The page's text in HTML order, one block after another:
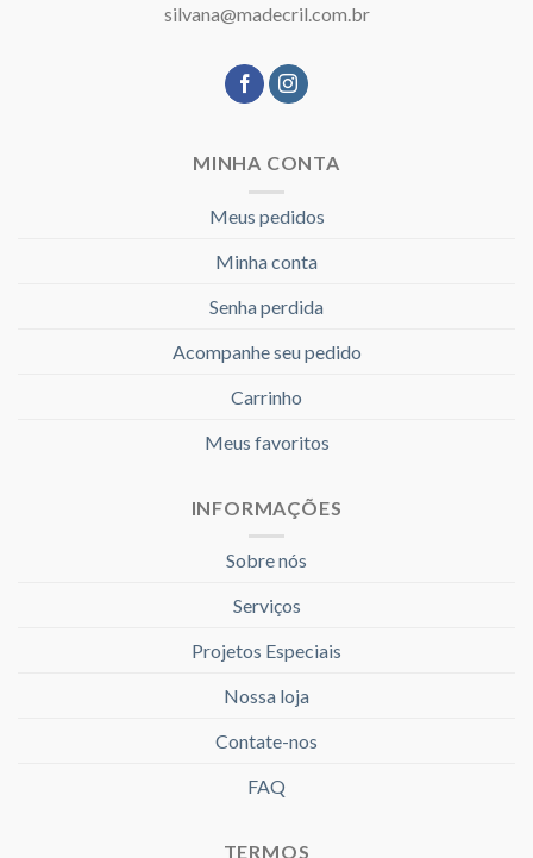
silvana@madecril.com.br
MINHA CONTA
Meus pedidos
Minha conta
Senha perdida
Acompanhe seu pedido
Carrinho
Meus favoritos
INFORMAÇÕES
Sobre nós
Serviços
Projetos Especiais
Nossa loja
Contate-nos
FAQ
TERMOS